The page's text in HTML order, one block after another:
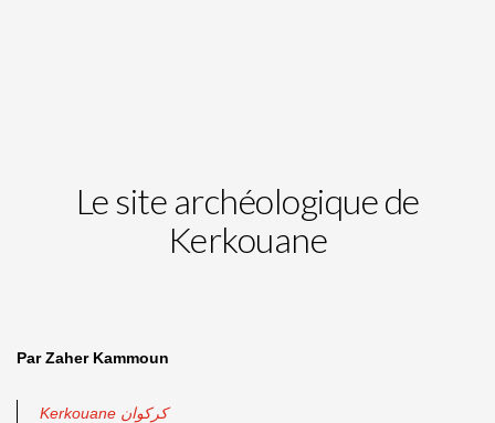
Le site archéologique de
Kerkouane
Par Zaher Kammoun
Kerkouane كركوان